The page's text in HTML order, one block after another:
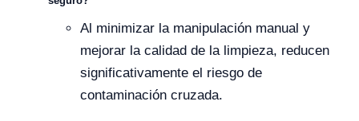
Al minimizar la manipulación manual y
mejorar la calidad de la limpieza, reducen
significativamente el riesgo de
contaminación cruzada.